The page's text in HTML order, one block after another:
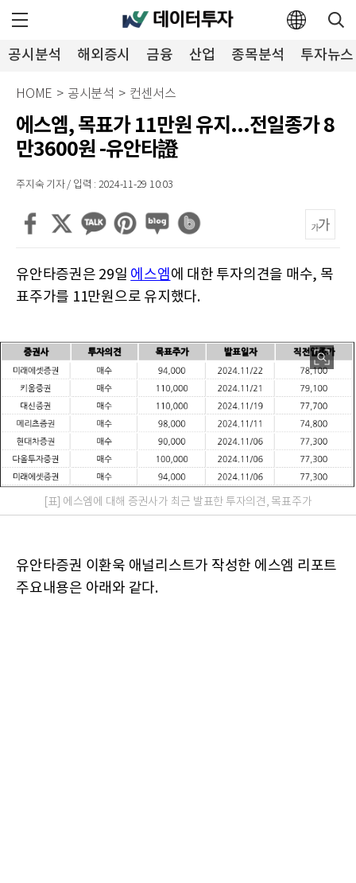
공시분석 해외증시 금융 산업 종목분석 투자뉴스
HOME > 공시분석 > 컨센서스
에스엠, 목표가 11만원 유지...전일종가 8
만3600원 -유안타證
주지숙 기자 / 입력 : 2024-11-29 10:03
유안타증권은 29일 에스엠에 대한 투자의견을 매수, 목
표주가를 11만원으로 유지했다.
[표] 에스엠에 대해 증권사가 최근 발표한 투자의견, 목표주가
유안타증권 이환욱 애널리스트가 작성한 에스엠 리포트
주요내용은 아래와 같다.